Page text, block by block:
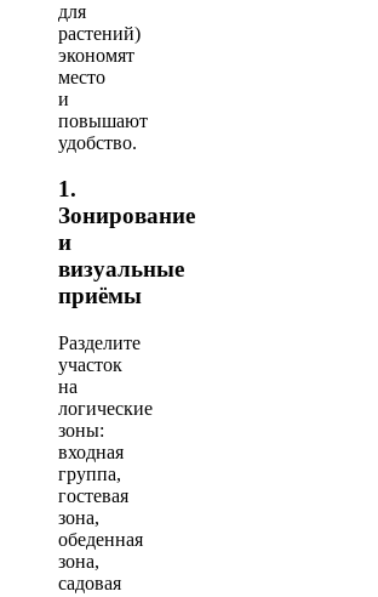
для
растений)
экономят
место
и
повышают
удобство.
1.
Зонирование
и
визуальные
приёмы
Разделите
участок
на
логические
зоны:
входная
группа,
гостевая
зона,
обеденная
зона,
садовая